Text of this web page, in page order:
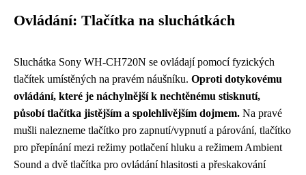
Ovládání: Tlačítka na sluchátkách
Sluchátka Sony WH-CH720N se ovládají pomocí fyzických
tlačítek umístěných na pravém náušníku. Oproti dotykovému
ovládání, které je náchylnější k nechtěnému stisknutí,
působí tlačítka jistějším a spolehlivějším dojmem. Na pravé
mušli nalezneme tlačítko pro zapnutí/vypnutí a párování, tlačítko
pro přepínání mezi režimy potlačení hluku a režimem Ambient
Sound a dvě tlačítka pro ovládání hlasitosti a přeskakování